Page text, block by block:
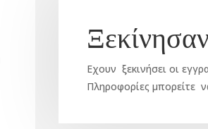
Εχουν ξεκινήσει οι
Πληροφορίες μπορείτε